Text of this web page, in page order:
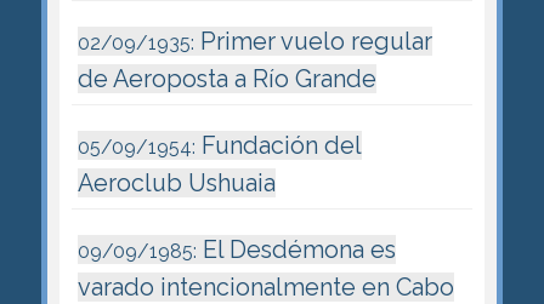
02/09/1935: Primer vuelo regular
de Aeroposta a Río Grande
05/09/1954: Fundación del
Aeroclub Ushuaia
09/09/1985: El Desdémona es
varado intencionalmente en Cabo